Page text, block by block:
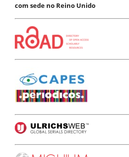
com sede no Reino Unido